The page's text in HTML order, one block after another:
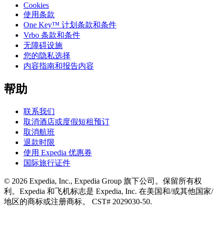
Cookies
使用条款
One Key™ 计划条款和条件
Vrbo 条款和条件
无障碍设施
您的隐私选择
内容指南和报告内容
帮助
联系我们
取消酒店或度假短租预订
取消航班
退款时限
使用 Expedia 优惠券
国际旅行证件
© 2026 Expedia, Inc., Expedia Group 旗下公司。保留所有权
利。Expedia 和飞机标志是 Expedia, Inc. 在美国和/或其他国家/
地区的商标或注册商标。 CST# 2029030-50.